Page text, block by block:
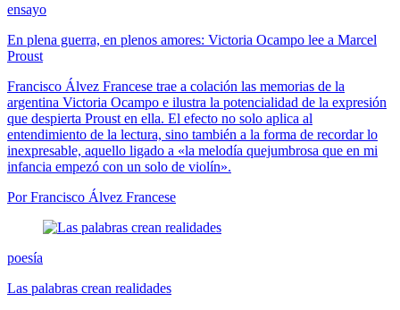
ensayo
En plena guerra, en plenos amores: Victoria Ocampo lee a Marcel
Proust
Francisco Álvez Francese trae a colación las memorias de la
argentina Victoria Ocampo e ilustra la potencialidad de la expresión
que despierta Proust en ella. El efecto no solo aplica al
entendimiento de la lectura, sino también a la forma de recordar lo
inexpresable, aquello ligado a «la melodía quejumbrosa que en mi
infancia empezó con un solo de violín».
Por Francisco Álvez Francese
poesía
Las palabras crean realidades